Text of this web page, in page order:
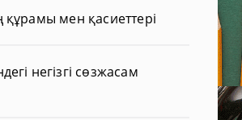
құрамы мен қасиеттері
негізгі сөзжасам